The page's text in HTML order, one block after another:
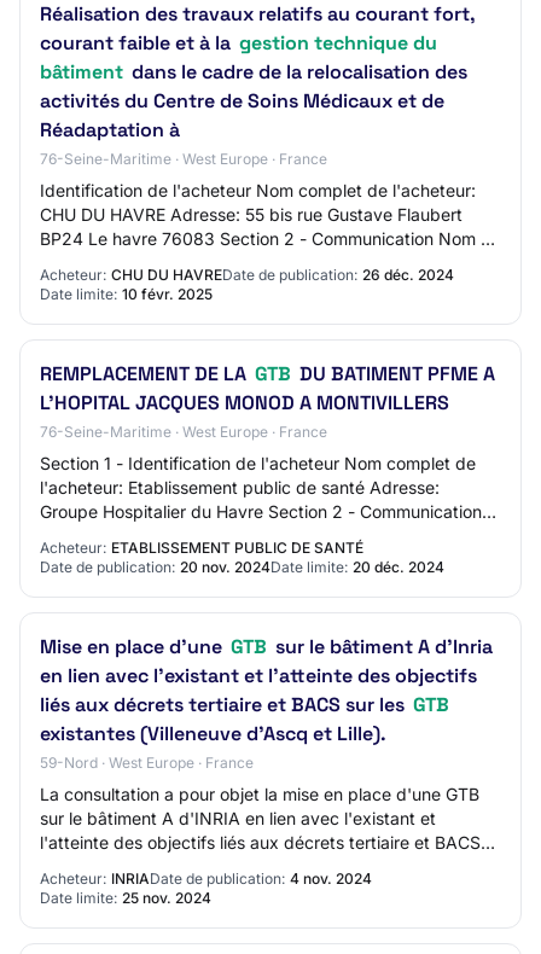
Réalisation des travaux relatifs au courant fort,
courant faible et à la gestion technique du
bâtiment dans le cadre de la relocalisation des
activités du Centre de Soins Médicaux et de
Réadaptation à
76-Seine-Maritime · West Europe · France
Identification de l'acheteur Nom complet de l'acheteur:
CHU DU HAVRE Adresse: 55 bis rue Gustave Flaubert
BP24 Le havre 76083 Section 2 - Communication Nom du
Acheteur: CHU DU HAVREDate de publication: 26 déc. 2024
Date limite: 10 févr. 2025
REMPLACEMENT DE LA GTB DU BATIMENT PFME A
L'HOPITAL JACQUES MONOD A MONTIVILLERS
76-Seine-Maritime · West Europe · France
Section 1 - Identification de l'acheteur Nom complet de
l'acheteur: Etablissement public de santé Adresse:
Groupe Hospitalier du Havre Section 2 - Communication
Nom du contact: Cellule des marchés GH…
Acheteur: ETABLISSEMENT PUBLIC DE SANTÉ
Date de publication: 20 nov. 2024Date limite: 20 déc. 2024
Mise en place d'une GTB sur le bâtiment A d'Inria
en lien avec l'existant et l'atteinte des objectifs
liés aux décrets tertiaire et BACS sur les GTB
existantes (Villeneuve d'Ascq et Lille).
59-Nord · West Europe · France
La consultation a pour objet la mise en place d'une GTB
sur le bâtiment A d'INRIA en lien avec l'existant et
l'atteinte des objectifs liés aux décrets tertiaire et BACS
Acheteur: INRIADate de publication: 4 nov. 2024
Date limite: 25 nov. 2024